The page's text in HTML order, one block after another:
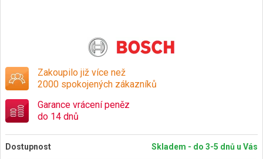
Zakoupilo již více než
2000 spokojených zákazníků
Garance vrácení peněz
do 14 dnů
Dostupnost Skladem - do 3-5 dnů u Vás